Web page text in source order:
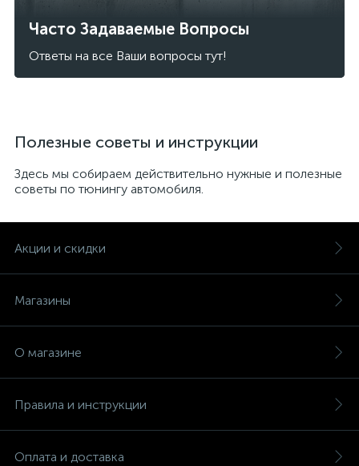
Часто Задаваемые Вопросы
Ответы на все Ваши вопросы тут!
Полезные советы и инструкции
Здесь мы собираем действительно нужные и полезные
советы по тюнингу автомобиля.
Акции и скидки
Магазины
О магазине
Правила и инструкции
Оплата и доставка